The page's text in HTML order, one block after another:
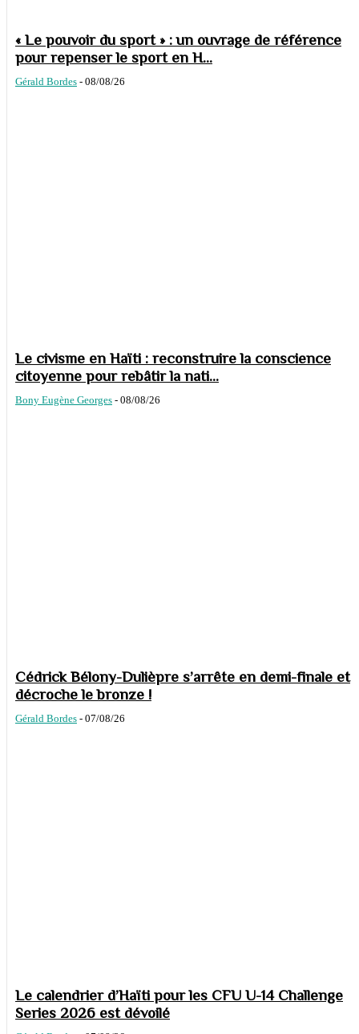
« Le pouvoir du sport » : un ouvrage de référence
pour repenser le sport en H...
Gérald Bordes - 08/08/26
Le civisme en Haïti : reconstruire la conscience
citoyenne pour rebâtir la nati...
Bony Eugène Georges - 08/08/26
Cédrick Bélony-Dulièpre s’arrête en demi-finale et
décroche le bronze !
Gérald Bordes - 07/08/26
Le calendrier d’Haïti pour les CFU U-14 Challenge
Series 2026 est dévoilé